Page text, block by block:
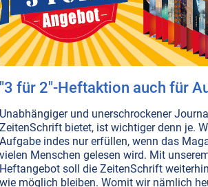
+++ "Aus" für Genkartoffel +++
AUSGABE BESTELLEN
NR. 70, S.8
Massaker: Was ist faul
hier, was rund ums schreckliche
"3 für 2"-Heftaktion auch für
Unabhängiger und unerschrockener
ZeitenSchrift bietet, ist wichtiger denn je.
Aufgabe indes nur erfüllen, wenn das
vielen Menschen gelesen wird. Mit
Heftangebot soll die ZeitenSchrift
wie möglich bleiben. Womit wir nämlich